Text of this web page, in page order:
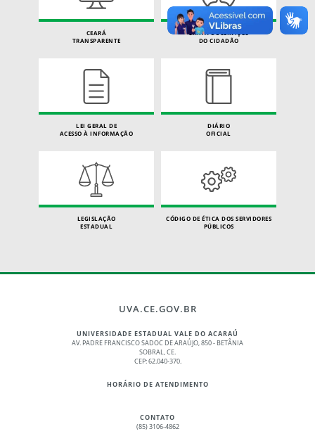
CEARÁ
TRANSPARENTE
CARTA DE SERVIÇOS
DO CIDADÃO
LEI GERAL DE
ACESSO À INFORMAÇÃO
DIÁRIO
OFICIAL
LEGISLAÇÃO
ESTADUAL
CÓDIGO DE ÉTICA DOS SERVIDORES
PÚBLICOS
UVA.CE.GOV.BR
UNIVERSIDADE ESTADUAL VALE DO ACARAÚ
AV. PADRE FRANCISCO SADOC DE ARAÚJO, 850 - BETÂNIA
SOBRAL, CE.
CEP: 62.040-370.
HORÁRIO DE ATENDIMENTO
CONTATO
(85) 3106-4862